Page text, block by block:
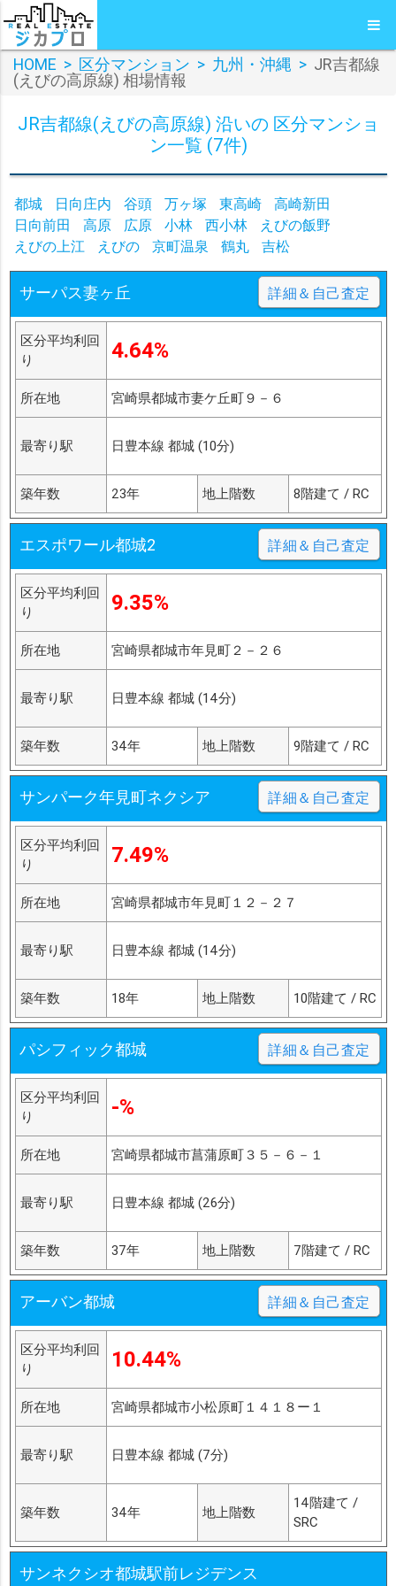
HOME > 区分マンション > 九州・沖縄 > JR吉都線
(えびの高原線) 相場情報
JR吉都線(えびの高原線) 沿いの 区分マンショ
ン一覧 (7件)
都城 日向庄内 谷頭 万ヶ塚 東高崎
高崎新田
日向前田
高原 広原 小林 西小林
えびの飯野
えびの上江
えびの 京町温泉 鶴丸 吉松
サーパス妻ヶ丘 詳細＆自己査定
区分平均利回
り
4.64%
所在地 宮崎県都城市妻ケ丘町９－６
最寄り駅 日豊本線 都城 (10分)
築年数 23年 地上階数 8階建て / RC
エスポワール都城2 詳細＆自己査定
区分平均利回
り
9.35%
所在地 宮崎県都城市年見町２－２６
最寄り駅 日豊本線 都城 (14分)
築年数 34年 地上階数 9階建て / RC
サンパーク年見町ネクシア 詳細＆自己査定
区分平均利回
り
7.49%
所在地 宮崎県都城市年見町１２－２７
最寄り駅 日豊本線 都城 (14分)
築年数 18年 地上階数 10階建て / RC
パシフィック都城 詳細＆自己査定
区分平均利回
り
-%
所在地 宮崎県都城市菖蒲原町３５－６－１
最寄り駅 日豊本線 都城 (26分)
築年数 37年 地上階数 7階建て / RC
アーバン都城 詳細＆自己査定
区分平均利回
り
10.44%
所在地 宮崎県都城市小松原町１４１８ー１
最寄り駅 日豊本線 都城 (7分)
築年数 34年 地上階数
14階建て /
SRC
サンネクシオ都城駅前レジデンス